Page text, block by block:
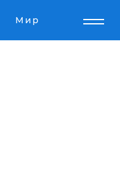
Мир